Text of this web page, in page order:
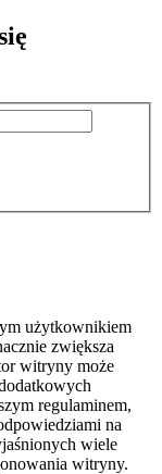
użytkownikiem
zwiększa
witryny może
regulaminem,
na
wiele
witryny.